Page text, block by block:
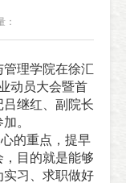
：
管理学院在徐汇
动员大会暨首
继红、副院长
。
的重点，提早
目的就是能够
习、求职做好